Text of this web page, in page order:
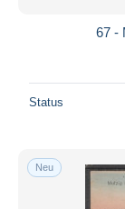
67 -
Status
Neu